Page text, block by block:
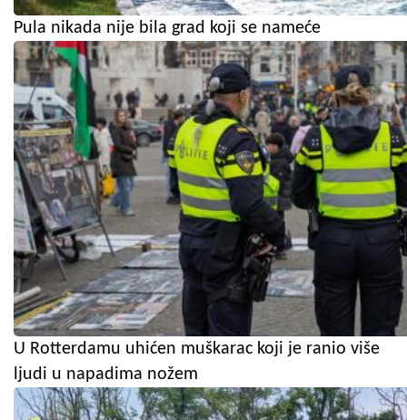
Pula nikada nije bila grad koji se nameće
U Rotterdamu uhićen muškarac koji je ranio više
ljudi u napadima nožem